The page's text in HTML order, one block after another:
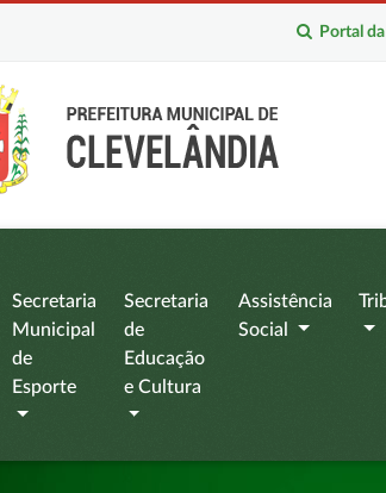
Portal
Secretaria
Municipal
de
Esporte
Secretaria
de
Educação
e Cultura
Assistência
Social